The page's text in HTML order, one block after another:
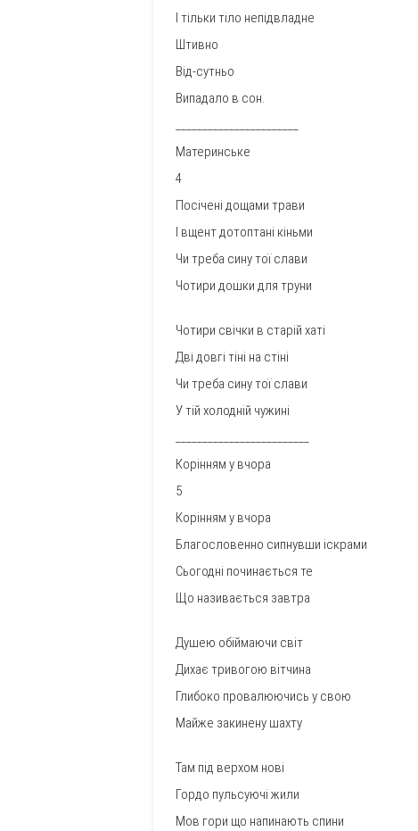
І тільки тіло непідвладне
Штивно
Від-сутньо
Випадало в сон.
Материнське
4
Посічені дощами трави
І вщент дотоптані кіньми
Чи треба сину тої слави
Чотири дошки для труни
Чотири свічки в старій хаті
Дві довгі тіні на стіні
Чи треба сину тої слави
У тій холодній чужині
Корінням у вчора
5
Корінням у вчора
Благословенно сипнувши іскрами
Сьогодні починається те
Що називається завтра
Душею обіймаючи світ
Дихає тривогою вітчина
Глибоко провалюючись у свою
Майже закинену шахту
Там під верхом нові
Гордо пульсуючі жили
Мов гори що напинають спини